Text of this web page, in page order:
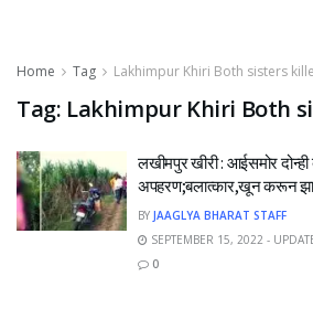
Home Tag Lakhimpur Khiri Both sisters
Tag: Lakhimpur Khiri Both
लखीमपुर खीरी : आईसमोर दोन्ही
अपहरण;बलात्कार,खून करून
BY JAAGLYA BHARAT STAFF
SEPTEMBER 15, 2022 -
0